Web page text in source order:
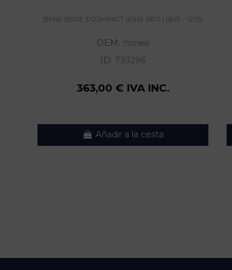
BMW SERIE 3 COMPACT (E46) 316TI | 06.01 - 12.05...
OEM: 7520868
ID: 793296
363,00 € IVA INC.
Añadir a la cesta